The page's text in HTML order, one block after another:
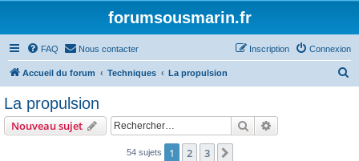
forumsousmarin.fr
FAQ Nous contacter Connexion
Inscription
Accueil du forum Techniques La propulsion
La propulsion
Nouveau sujet Rechercher
54 sujets 1 2 3